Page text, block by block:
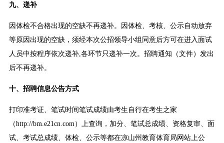
九、递补
因体检不合格出现的空缺不再递补。因体检、考核、公示自动放弃
等原因出现的空缺，须经本次公招领导小组同意后方可在进入面试
人员中按程序依次递补,各环节只递补一次。招聘通知（文件）发出
后不再递补。
十、招聘信息公告方式
打印准考证、笔试时间笔试成绩由考生自行在考生之家
（http://bm.e21cn.com）上查询，加分、笔试总成绩、资格复审、面
试、考试总成绩、体检、公示等都在凉山州教育体育局网站上公